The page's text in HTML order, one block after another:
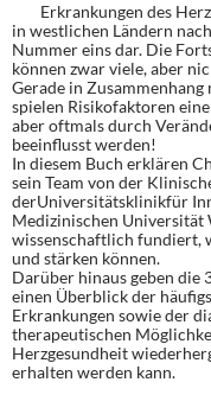
Erkrankungen des
in westlichen Ländern
Nummer eins dar. Die
können zwar viele, aber
Gerade in
spielen Risikofaktoren
aber oftmals durch
beeinflusst werden!
In diesem Buch erklären
sein Team von der
derUniversitätsklinikfür
Medizinischen Universität
wissenschaftlich fundiert,
und stärken können.
Darüber hinaus geben
einen Überblick der
Erkrankungen sowie der
therapeutischen
Herzgesundheit
erhalten werden kann.